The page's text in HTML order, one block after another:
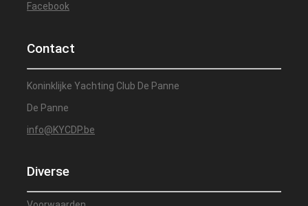
Facebook
Contact
Koninklijke Yachting Club De Panne
De Panne
info@KYCDP.be
Diverse